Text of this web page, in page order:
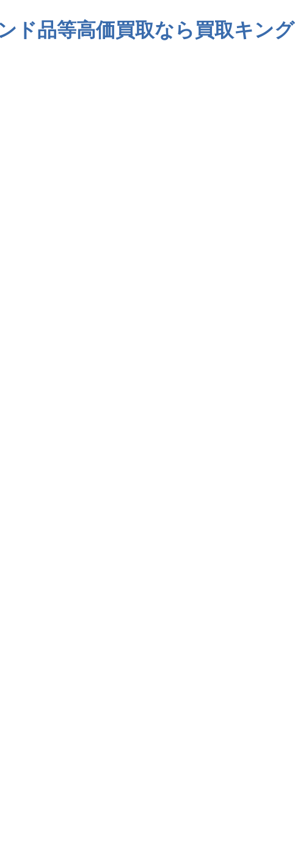
ド品等高価買取なら買取キング